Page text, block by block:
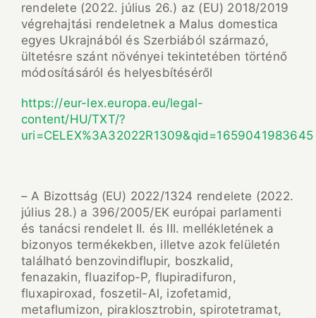
rendelete (2022. július 26.) az (EU) 2018/2019
végrehajtási rendeletnek a Malus domestica
egyes Ukrajnából és Szerbiából származó,
ültetésre szánt növényei tekintetében történő
módosításáról és helyesbítéséről
https://eur-lex.europa.eu/legal-
content/HU/TXT/?
uri=CELEX%3A32022R1309&qid=1659041983645
– A Bizottság (EU) 2022/1324 rendelete (2022.
július 28.) a 396/2005/EK európai parlamenti
és tanácsi rendelet II. és III. mellékletének a
bizonyos termékekben, illetve azok felületén
található benzovindiflupir, boszkalid,
fenazakin, fluazifop-P, flupiradifuron,
fluxapiroxad, foszetil-Al, izofetamid,
metaflumizon, piraklosztrobin, spirotetramat,